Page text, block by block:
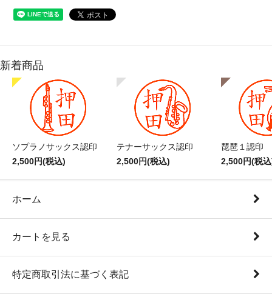
新着商品
ソプラノサックス認印
2,500円(税込)
テナーサックス認印
2,500円(税込)
琵琶１認印
2,500円(税
ホーム
カートを見る
特定商取引法に基づく表記